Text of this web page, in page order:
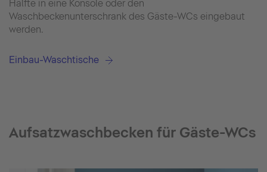
Hälfte in eine Konsole oder den
Waschbeckenunterschrank des Gäste-WCs eingebaut
werden.
Einbau-Waschtische
Aufsatzwaschbecken für Gäste-WCs